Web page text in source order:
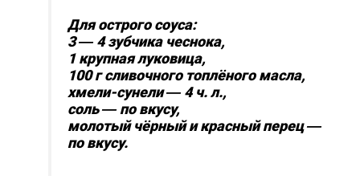
Для острого соуса:
3 — 4 зубчика чеснока,
1 крупная луковица,
100 г сливочного топлёного масла,
хмели-сунели — 4 ч. л.,
соль — по вкусу,
молотый чёрный и красный перец —
по вкусу.